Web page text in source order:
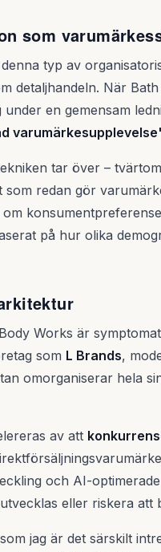
som
typ av
detaljhandeln. När
en gemensam
tar över –
redan gör
på hur olika
Works är
som L Brands,
omorganiserar hela
av att
och AI-
eller riskera att
jag är det särskilt